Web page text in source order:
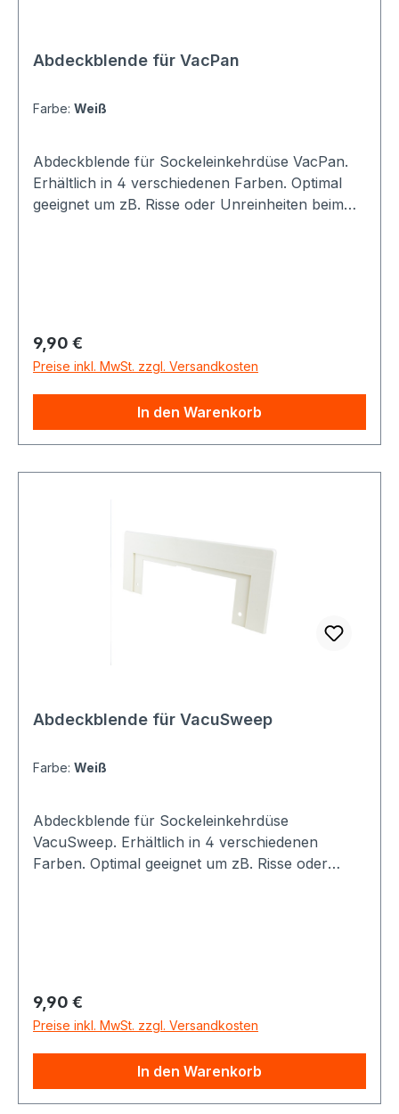
Abdeckblende für VacPan
Farbe: Weiß
Abdeckblende für Sockeleinkehrdüse VacPan.
Erhältlich in 4 verschiedenen Farben. Optimal
geeignet um zB. Risse oder Unreinheiten beim
Regulärer Preis:
9,90 €
Preise inkl. MwSt. zzgl. Versandkosten
In den Warenkorb
Abdeckblende für VacuSweep
Farbe: Weiß
Abdeckblende für Sockeleinkehrdüse
VacuSweep. Erhältlich in 4 verschiedenen
Farben. Optimal geeignet um zB. Risse oder
Regulärer Preis:
9,90 €
Preise inkl. MwSt. zzgl. Versandkosten
In den Warenkorb